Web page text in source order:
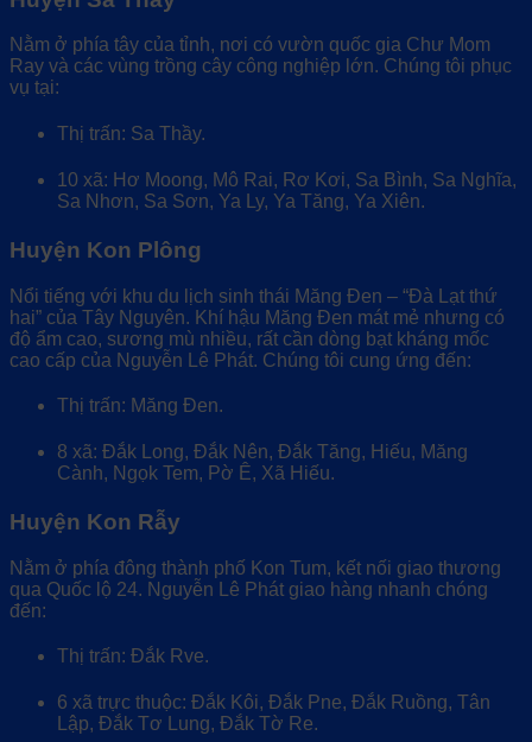
Nằm ở phía tây của tỉnh, nơi có vườn quốc gia Chư Mom
Ray và các vùng trồng cây công nghiệp lớn. Chúng tôi phục
vụ tại:
Thị trấn: Sa Thầy.
10 xã: Hơ Moong, Mô Rai, Rơ Kơi, Sa Bình, Sa Nghĩa,
Sa Nhơn, Sa Sơn, Ya Ly, Ya Tăng, Ya Xiên.
Huyện Kon Plông
Nổi tiếng với khu du lịch sinh thái Măng Đen – “Đà Lạt thứ
hai” của Tây Nguyên. Khí hậu Măng Đen mát mẻ nhưng có
độ ẩm cao, sương mù nhiều, rất cần dòng bạt kháng mốc
cao cấp của Nguyễn Lê Phát. Chúng tôi cung ứng đến:
Thị trấn: Măng Đen.
8 xã: Đắk Long, Đắk Nên, Đắk Tăng, Hiếu, Măng
Cành, Ngọk Tem, Pờ Ê, Xã Hiếu.
Huyện Kon Rẫy
Nằm ở phía đông thành phố Kon Tum, kết nối giao thương
qua Quốc lộ 24. Nguyễn Lê Phát giao hàng nhanh chóng
đến:
Thị trấn: Đắk Rve.
6 xã trực thuộc: Đắk Kôi, Đắk Pne, Đắk Ruồng, Tân
Lập, Đắk Tơ Lung, Đắk Tờ Re.